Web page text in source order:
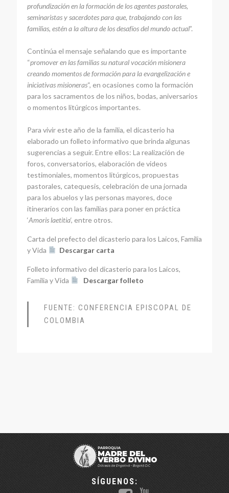
profundización en la formación de los agentes pastorales,
seminaristas y sacerdotes para que, trabajando con las
familias, estén a la altura de los desafíos del mundo actual”.
Continúa el mensaje señalando que es importante
“promover en las familias su natural vocación misionera
creando momentos de formación para la evangelización e
iniciativas misioneras“, en ocasiones como la formación
para los sacramentos de los niños, bodas, aniversarios
o momentos litúrgicos importantes.
Para vivir este año de la familia, el dicasterio ha
elaborado un folleto informativo que brinda algunas
sugerencias a seguir. Entre ellos: La realización de
foros, conversatorios, elaboración de videos
testimoniales, momentos litúrgicos, propuestas
pastorales, catequesis, celebración de una jornada
para los abuelos y las personas mayores, doce
itinerarios con las familias para poner en práctica
‘Amoris laetitia‘, entre otros.
Carta del prefecto del dicasterio para los Laicos, Familia
y Vida
Descargar carta
Folleto informativo del dicasterio para los Laicos,
Familia y Vida
Descargar folleto
FUENTE: CONFERENCIA EPISCOPAL DE
COLOMBIA
SÍGUENOS: